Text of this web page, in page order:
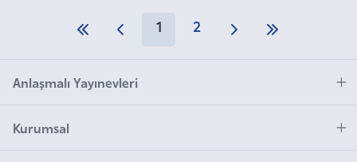
1 2
Anlaşmalı Yayınevleri
Kurumsal